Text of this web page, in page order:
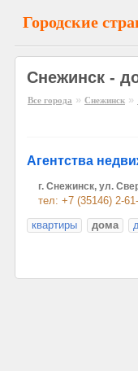
Городские
Снежинск -
Все города » Снежинск »
Агентства
г. Снежинск, ул.
тел: +7 (35146) 2-
квартиры
дома